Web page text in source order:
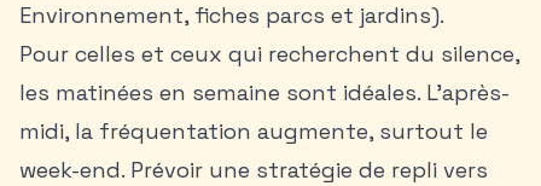
Environnement, fiches parcs et jardins).
Pour celles et ceux qui recherchent du silence,
les matinées en semaine sont idéales. L’après-
midi, la fréquentation augmente, surtout le
week-end. Prévoir une stratégie de repli vers